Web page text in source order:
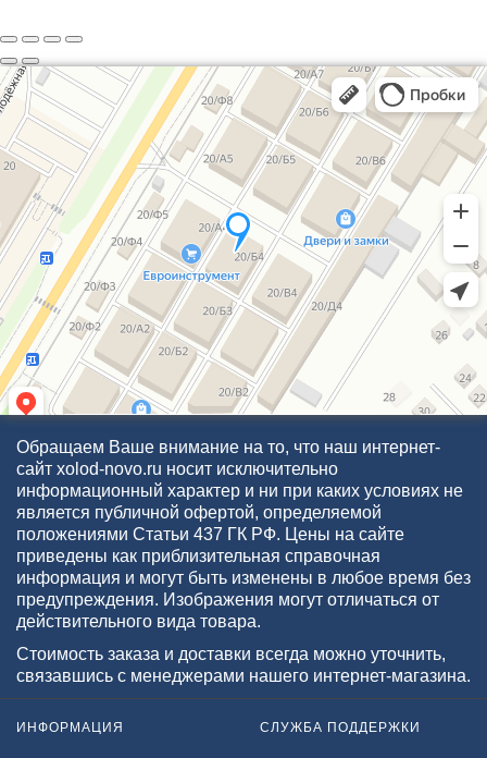
Обращаем Ваше внимание на то, что наш интернет-
сайт xolod-novo.ru носит исключительно
информационный характер и ни при каких условиях не
является публичной офертой, определяемой
положениями Статьи 437 ГК РФ. Цены на сайте
приведены как приблизительная справочная
информация и могут быть изменены в любое время без
предупреждения. Изображения могут отличаться от
действительного вида товара.
Стоимость заказа и доставки всегда можно уточнить,
связавшись с менеджерами нашего интернет-магазина.
ИНФОРМАЦИЯ СЛУЖБА ПОДДЕРЖКИ